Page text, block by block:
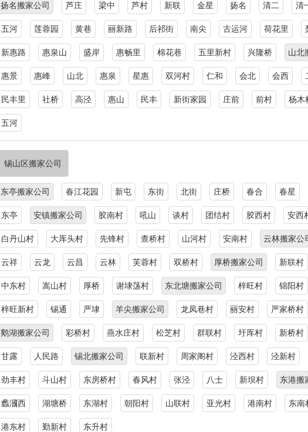
扬名搬家公司 芦庄 梁中 芦村 新联 金星 扬名 清二 清
五河 莲蓉园 黄巷 丽新路 后祁街 南尖 古运河 荷花里
新惠路 惠泉山 盛岸 惠畅里 棉花巷 五里新村 兴隆桥 山北
惠景 惠峰 山北 惠泉 星惠 双河村 仁和 会北 会西
民丰里 社桥 高泾 惠山 民丰 新街家园 庄前 前村 杨木
五河
锡山区搬家公司
东亭搬家公司 春江花园 新屯 东街 北街 庄桥 春合 春星
东亭 安镇搬家公司 胶南村 吼山 谈村 团结村 胶西村 安西
白丹山村 大厍头村 先锋村 查桥村 山河村 安南村 云林搬家公
云祥 云龙 云昌 云林 芙蓉村 双桥村 厚桥搬家公司 新联村
中东村 嵩山村 厚桥 谢埭荡村 东北塘搬家公司 梓旺村 锦阳村
梓旺新村 锡通 严埭 羊尖搬家公司 龙凤巷村 丽安村 严家桥村
鹅湖搬家公司 彩桥村 燕水庄村 松芝村 群联村 圩厍村 新桥村
甘露 人民路 锡北搬家公司 联新村 周家阁村 泾西村 泾新村
劲丰村 斗山村 东房桥村 春风村 张泾 八士 新坝村 东港搬
蠡漍西 湖塘桥 东湖村 朝阳村 山联村 亚光村 港南村 东南
港东村 勤新村 东升村